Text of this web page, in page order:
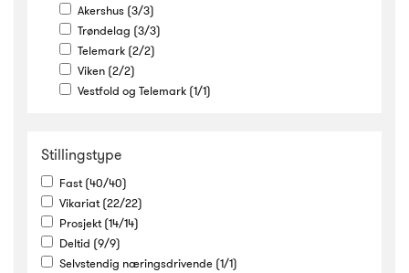
Akershus (3/3)
Trøndelag (3/3)
Telemark (2/2)
Viken (2/2)
Vestfold og Telemark (1/1)
Stillingstype
Fast(40/40)
Vikariat(22/22)
Prosjekt(14/14)
Deltid (9/9)
Selvstendig næringsdrivende (1/1)